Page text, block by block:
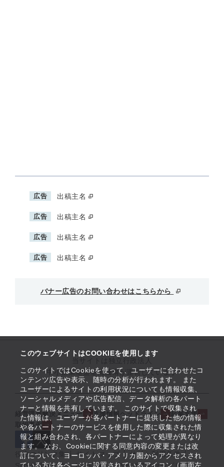
このウェブサイトはCOOKIEを使用します
このサイトではCookieを使って、ユーザーに合わせたコ
ンテンツ広告や表示、随時の分析が行われます。 また
ユーザーによるサイトの利用状況についても情報収集、
ソーシャルメディアや広告配信、データ解析の各パート
ナーと情報を共有しています。 このサイトで収集され
た情報は、ユーザーが各パートナーに提供した他の情報
や各パートナーのサービスを使用した際に収集された情
報と組み合わされ、各パートナーによって処理が異なり
ます。 なお、Cookieに関する同意内容の変更または改
訂について、ヨーロッパ・アメリカ圏からアクセスされ
ている方は各ページに設置されているアイコン（画面左
広告 出稿主名
広告 出稿主名
広告 出稿主名
広告 出稿主名
バナー広告のお問い合わせはこちらから
中小企業基盤整備機構が運営しています
経営課題解決メニュー 支援情報ヘッドライン
起業支援
取組事例
役立つリンク集 サイトマップ
サイト利用条件